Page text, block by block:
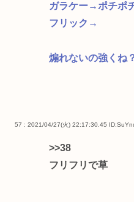
ガラケー→ポチポ
フリック→
煽れないの強くね
57 : 2021/04/27(火) 22:17:30.45
>>38
フリフリで草